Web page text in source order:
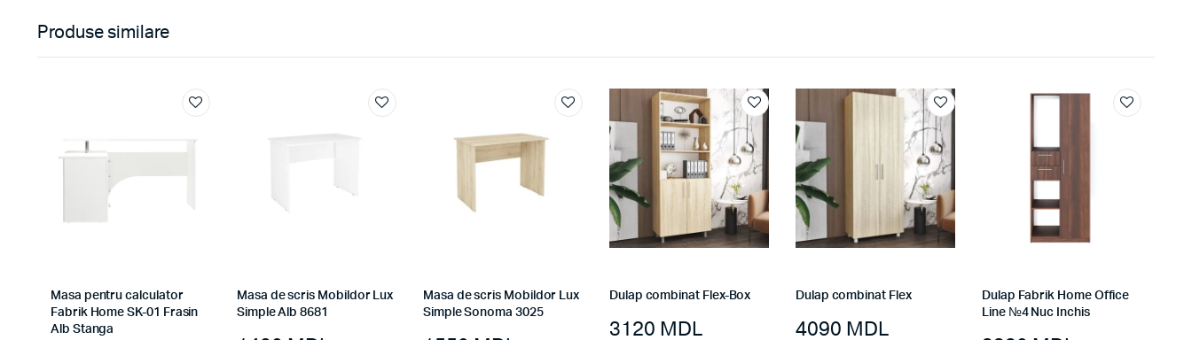
Produse similare
Masa pentru calculator
Fabrik Home SK-01 Frasin
Alb Stanga
Masa de scris Mobildor Lux
Simple Alb 8681
Masa de scris Mobildor Lux
Simple Sonoma 3025
Dulap combinat Flex-Box
3120 MDL
Dulap combinat Flex
4090 MDL
Dulap Fabrik Home Office
Line №4 Nuc Inchis